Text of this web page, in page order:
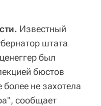
Известный
штата
был
бюстов
не захотела
сообщает